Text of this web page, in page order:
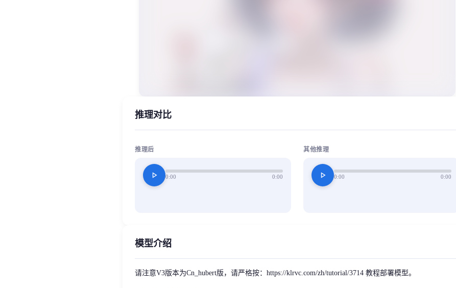
推理对比
推理后
play_arrow 0:00 0:00
其他推理
play_arrow 0:00 0:00
模型介绍
请注意V3版本为Cn_hubert版，请严格按：https://klrvc.com/zh/tutorial/3714 教程部署模型。